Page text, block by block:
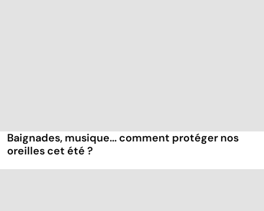
Baignades, musique... comment protéger nos
oreilles cet été ?